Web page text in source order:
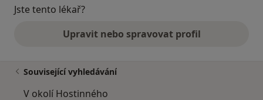
Jste tento lékař?
Upravit nebo spravovat profil
Související vyhledávání
V okolí Hostinného